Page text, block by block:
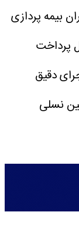
بیمه پردازی
پرداخت
دقیق
نسلی